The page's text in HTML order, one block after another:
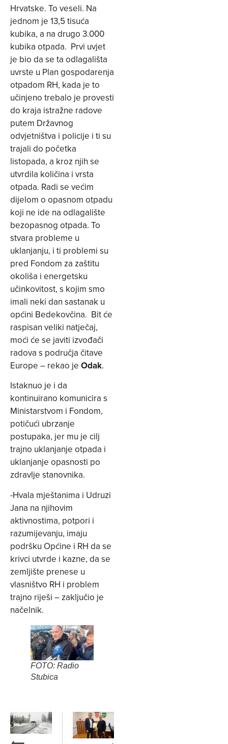
Hrvatske. To veseli. Na
jednom je 13,5 tisuća
kubika, a na drugo 3.000
kubika otpada. Prvi uvjet
je bio da se ta odlagališta
uvrste u Plan gospodarenja
otpadom RH, kada je to
učinjeno trebalo je provesti
do kraja istražne radove
putem Državnog
odvjetništva i policije i ti su
trajali do početka
listopada, a kroz njih se
utvrdila količina i vrsta
otpada. Radi se većim
dijelom o opasnom otpadu
koji ne ide na odlagalište
bezopasnog otpada. To
stvara probleme u
uklanjanju, i ti problemi su
pred Fondom za zaštitu
okoliša i energetsku
učinkovitost, s kojim smo
imali neki dan sastanak u
općini Bedekovčina. Bit će
raspisan veliki natječaj,
moći će se javiti izvođači
radova s područja čitave
Europe – rekao je Odak.
Istaknuo je i da
kontinuirano komunicira s
Ministarstvom i Fondom,
potičući ubrzanje
postupaka, jer mu je cilj
trajno uklanjanje otpada i
uklanjanje opasnosti po
zdravlje stanovnika.
-Hvala mještanima i Udruzi
Jana na njihovim
aktivnostima, potpori i
razumijevanju, imaju
podršku Općine i RH da se
krivci utvrde i kazne, da se
zemljište prenese u
vlasništvo RH i problem
trajno riješi – zaključio je
načelnik.
FOTO: Radio
Stubica